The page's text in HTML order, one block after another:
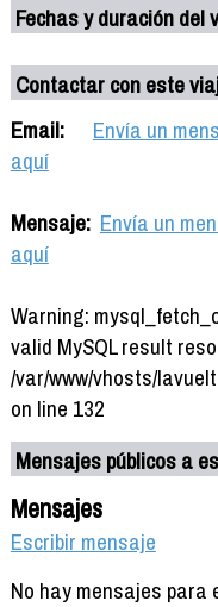
Fechas y duración del
Contactar con este
Email:
Envía un
aquí
Mensaje: Envía un
aquí
Warning:
valid MySQL result
/var/www/vhosts/
on line 132
Mensajes públicos a
Mensajes
Escribir mensaje
No hay mensajes para